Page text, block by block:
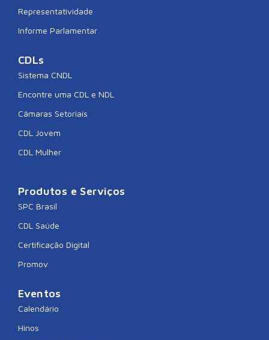
Representatividade
Informe Parlamentar
CDLs
Sistema CNDL
Encontre uma CDL e NDL
Câmaras Setoriais
CDL Jovem
CDL Mulher
Produtos e Serviços
SPC Brasil
CDL Saúde
Certificação Digital
Promov
Eventos
Calendário
Hinos